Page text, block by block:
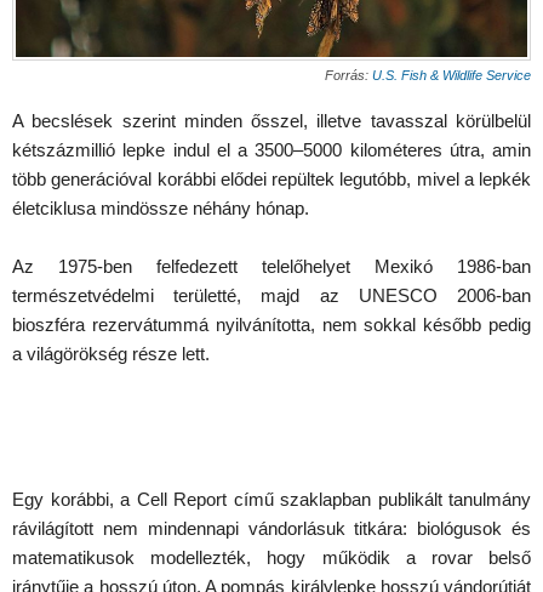
Forrás: U.S. Fish & Wildlife Service
A becslések szerint minden ősszel, illetve tavasszal körülbelül
kétszázmillió lepke indul el a 3500–5000 kilométeres útra, amin
több generációval korábbi elődei repültek legutóbb, mivel a lepkék
életciklusa mindössze néhány hónap.
Az 1975-ben felfedezett telelőhelyet Mexikó 1986-ban
természetvédelmi területté, majd az UNESCO 2006-ban
bioszféra rezervátummá nyilvánította, nem sokkal később pedig
a világörökség része lett.
Egy korábbi, a Cell Report című szaklapban publikált tanulmány
rávilágított nem mindennapi vándorlásuk titkára: biológusok és
matematikusok modellezték, hogy működik a rovar belső
iránytűje a hosszú úton. A pompás királylepke hosszú vándorútját